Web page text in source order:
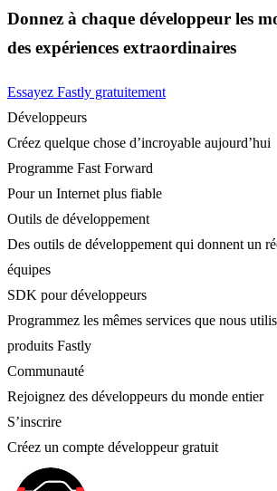
Donnez à chaque développeur les
des expériences extraordinaires
Essayez Fastly gratuitement
Développeurs
Créez quelque chose d’incroyable aujourd’hui
Programme Fast Forward
Pour un Internet plus fiable
Outils de développement
Des outils de développement qui donnent un
équipes
SDK pour développeurs
Programmez les mêmes services que nous
produits Fastly
Communauté
Rejoignez des développeurs du monde entier
S’inscrire
Créez un compte développeur gratuit